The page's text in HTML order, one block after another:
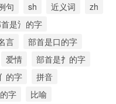
句 sh 近义词
zh
是氵的字
言
部首是口的字
爱情
部首是扌的字
的字
拼音
字
比喻